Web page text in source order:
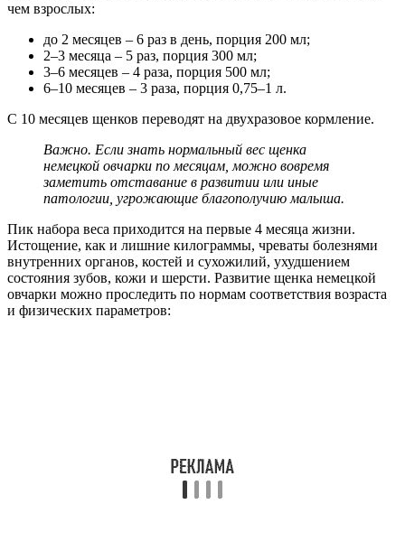
чем взрослых:
до 2 месяцев – 6 раз в день, порция 200 мл;
2–3 месяца – 5 раз, порция 300 мл;
3–6 месяцев – 4 раза, порция 500 мл;
6–10 месяцев – 3 раза, порция 0,75–1 л.
С 10 месяцев щенков переводят на двухразовое кормление.
Важно. Если знать нормальный вес щенка
немецкой овчарки по месяцам, можно вовремя
заметить отставание в развитии или иные
патологии, угрожающие благополучию малыша.
Пик набора веса приходится на первые 4 месяца жизни.
Истощение, как и лишние килограммы, чреваты болезнями
внутренних органов, костей и сухожилий, ухудшением
состояния зубов, кожи и шерсти. Развитие щенка немецкой
овчарки можно проследить по нормам соответствия возраста
и физических параметров: